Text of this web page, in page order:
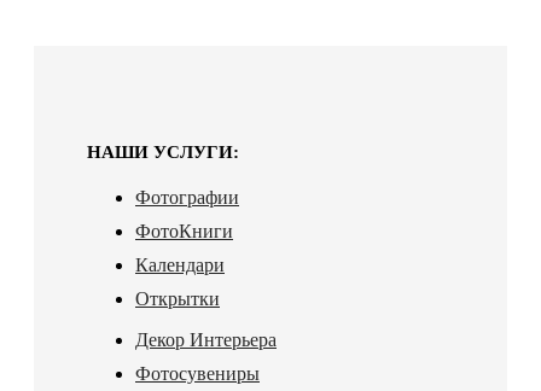
НАШИ УСЛУГИ:
Фотографии
ФотоКниги
Календари
Открытки
Декор Интерьера
Фотосувениры